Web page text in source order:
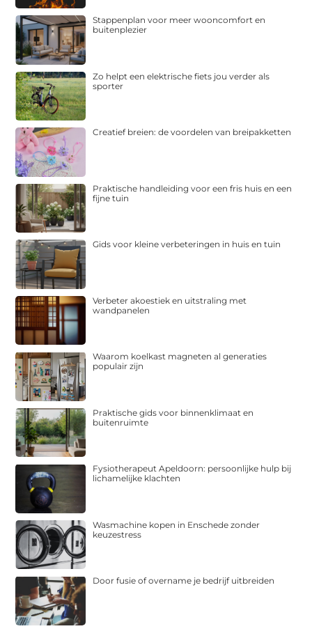
Stappenplan voor meer wooncomfort en
buitenplezier
Zo helpt een elektrische fiets jou verder als
sporter
Creatief breien: de voordelen van breipakketten
Praktische handleiding voor een fris huis en een
fijne tuin
Gids voor kleine verbeteringen in huis en tuin
Verbeter akoestiek en uitstraling met
wandpanelen
Waarom koelkast magneten al generaties
populair zijn
Praktische gids voor binnenklimaat en
buitenruimte
Fysiotherapeut Apeldoorn: persoonlijke hulp bij
lichamelijke klachten
Wasmachine kopen in Enschede zonder
keuzestress
Door fusie of overname je bedrijf uitbreiden